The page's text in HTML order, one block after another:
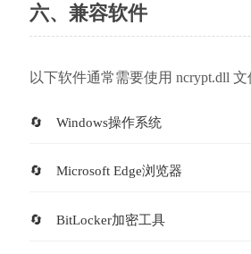
六、兼容软件
以下软件通常需要使用 ncrypt.dll 文
Windows操作系统
Microsoft Edge浏览器
BitLocker加密工具